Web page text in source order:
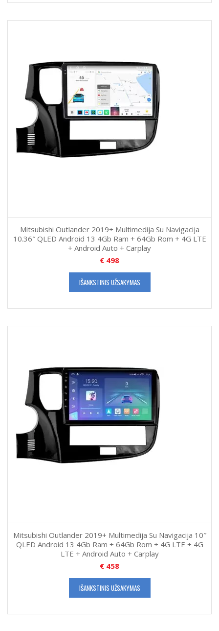
Mitsubishi Outlander 2019+ Multimedija Su Navigacija
10.36″ QLED Android 13 4Gb Ram + 64Gb Rom + 4G LTE
+ Android Auto + Carplay
€ 498
IŠANKSTINIS UŽSAKYMAS
Mitsubishi Outlander 2019+ Multimedija Su Navigacija 10″
QLED Android 13 4Gb Ram + 64Gb Rom + 4G LTE + 4G
LTE + Android Auto + Carplay
€ 458
IŠANKSTINIS UŽSAKYMAS